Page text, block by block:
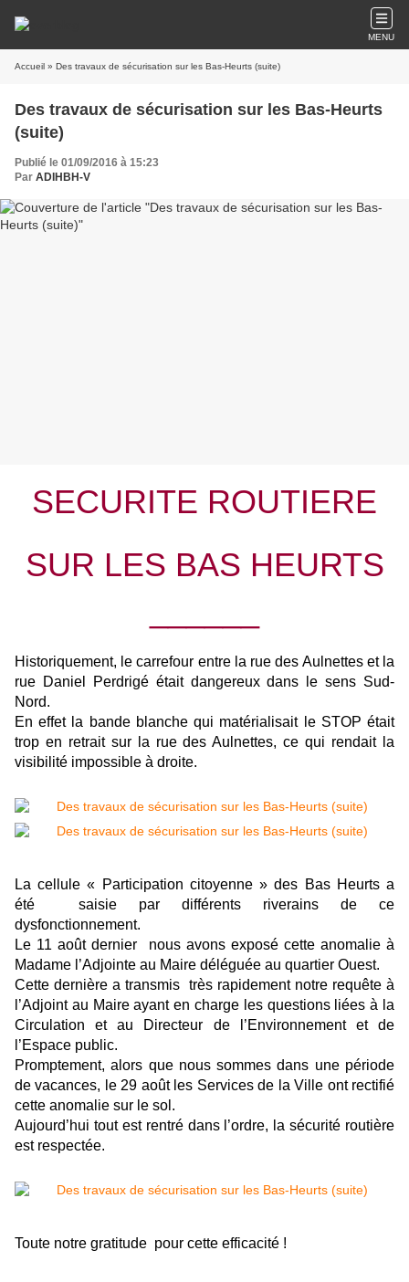
MENU
Accueil » Des travaux de sécurisation sur les Bas-Heurts (suite)
Des travaux de sécurisation sur les Bas-Heurts
(suite)
Publié le 01/09/2016 à 15:23
Par ADIHBH-V
SECURITE ROUTIERE
SUR LES BAS HEURTS
Historiquement, le carrefour entre la rue des Aulnettes et la
rue Daniel Perdrigé était dangereux dans le sens Sud-
Nord.
En effet la bande blanche qui matérialisait le STOP était
trop en retrait sur la rue des Aulnettes, ce qui rendait la
visibilité impossible à droite.
La cellule « Participation citoyenne » des Bas Heurts a
été saisie par différents riverains de ce
dysfonctionnement.
Le 11 août dernier nous avons exposé cette anomalie à
Madame l’Adjointe au Maire déléguée au quartier Ouest.
Cette dernière a transmis très rapidement notre requête à
l’Adjoint au Maire ayant en charge les questions liées à la
Circulation et au Directeur de l’Environnement et de
l’Espace public.
Promptement, alors que nous sommes dans une période
de vacances, le 29 août les Services de la Ville ont rectifié
cette anomalie sur le sol.
Aujourd’hui tout est rentré dans l’ordre, la sécurité routière
est respectée.
Toute notre gratitude pour cette efficacité !